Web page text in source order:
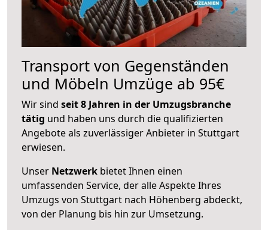
Transport von Gegenständen
und Möbeln Umzüge ab 95€
Wir sind seit 8 Jahren in der Umzugsbranche
tätig und haben uns durch die qualifizierten
Angebote als zuverlässiger Anbieter in Stuttgart
erwiesen.
Unser Netzwerk bietet Ihnen einen
umfassenden Service, der alle Aspekte Ihres
Umzugs von Stuttgart nach Höhenberg abdeckt,
von der Planung bis hin zur Umsetzung.